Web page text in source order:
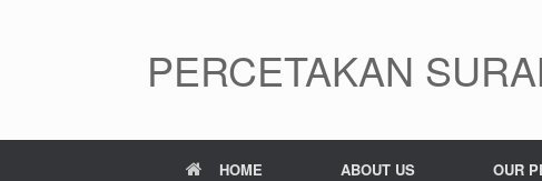
PERCETAKAN
HOME ABOUT US OUR